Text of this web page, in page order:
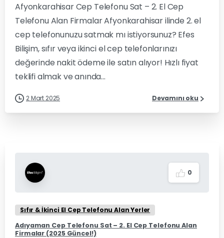
Afyonkarahisar Cep Telefonu Sat – 2. El Cep
Telefonu Alan Firmalar Afyonkarahisar ilinde 2. el
cep telefonunuzu satmak mı istiyorsunuz? Efes
Bilişim, sıfır veya ikinci el cep telefonlarınızı
değerinde nakit ödeme ile satın alıyor! Hızlı fiyat
teklifi almak ve anında...
2 Mart 2025 Devamını oku
0
Sıfır & İkinci El Cep Telefonu Alan Yerler
Adıyaman Cep Telefonu Sat – 2. El Cep Telefonu Alan
Firmalar (2025 Güncel!)